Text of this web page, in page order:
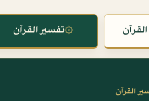
۞تفسير القرآن
القرآن